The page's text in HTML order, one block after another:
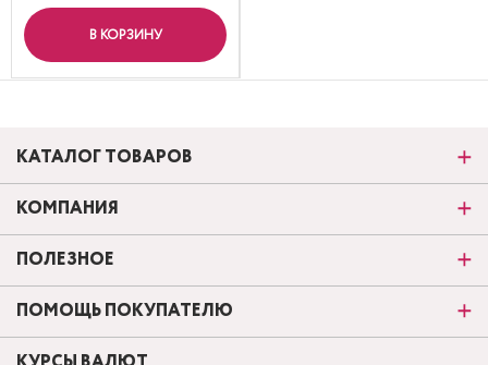
В КОРЗИНУ
КАТАЛОГ ТОВАРОВ
КОМПАНИЯ
ПОЛЕЗНОЕ
ПОМОЩЬ ПОКУПАТЕЛЮ